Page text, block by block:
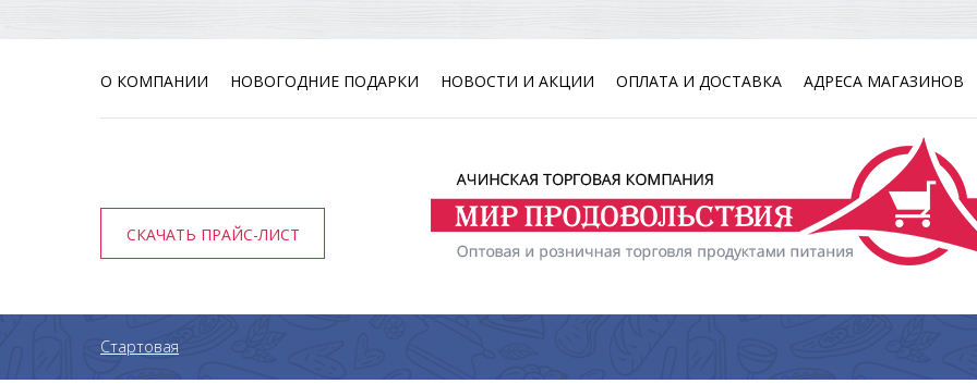
О КОМПАНИИ НОВОГОДНИЕ ПОДАРКИ НОВОСТИ И АКЦИИ ОПЛАТА И ДОСТАВКА АДРЕСА МАГАЗИНОВ
СКАЧАТЬ ПРАЙС-ЛИСТ
Стартовая